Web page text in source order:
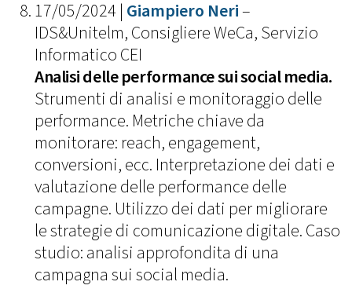
17/05/2024 | Giampiero Neri–
IDS&Unitelm, Consigliere WeCa, Servizio
Informatico CEI
Analisi delle performance sui social media.
Strumenti di analisi e monitoraggio delle
performance. Metriche chiave da
monitorare: reach, engagement,
conversioni, ecc. Interpretazione dei dati e
valutazione delle performance delle
campagne. Utilizzo dei dati per migliorare
le strategie di comunicazione digitale. Caso
studio: analisi approfondita di una
campagna sui social media.